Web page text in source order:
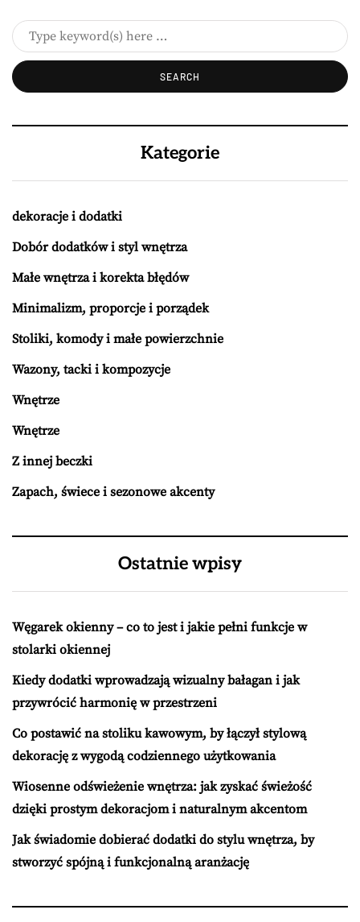
Kategorie
dekoracje i dodatki
Dobór dodatków i styl wnętrza
Małe wnętrza i korekta błędów
Minimalizm, proporcje i porządek
Stoliki, komody i małe powierzchnie
Wazony, tacki i kompozycje
Wnętrze
Wnętrze
Z innej beczki
Zapach, świece i sezonowe akcenty
Ostatnie wpisy
Węgarek okienny – co to jest i jakie pełni funkcje w
stolarki okiennej
Kiedy dodatki wprowadzają wizualny bałagan i jak
przywrócić harmonię w przestrzeni
Co postawić na stoliku kawowym, by łączył stylową
dekorację z wygodą codziennego użytkowania
Wiosenne odświeżenie wnętrza: jak zyskać świeżość
dzięki prostym dekoracjom i naturalnym akcentom
Jak świadomie dobierać dodatki do stylu wnętrza, by
stworzyć spójną i funkcjonalną aranżację